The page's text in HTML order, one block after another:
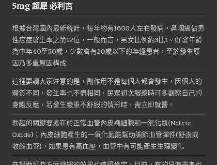
格：
5mg 超犀 必利吉
根據台灣國內最新統計，每年約有1600人左右發病，鼻咽癌佔男
性癌症發生率之第12位，一般而言，男女比例約3比1。好發年齡
為中年40至50歲，少數會有20歲以下的年輕患者，至於發生原
因乃多重原因構成
這裡要請大家注意的是，副作用不是每個人都會發生，因個人的
體質不同，發生率也不盡相同，民眾初次服藥時可多觀察自己的
身體反應，若發生嚴重不舒服的情形時，需立即就醫。
勃起的關鍵要素在於正常血管內皮襯細胞和一氧化氮(Nitric
Oxide)；內皮細胞產生的一氧化氮能幫助調節血管彈性(舒張或
收縮血管)，如果患有高血壓，血管中有可能產生生理變化